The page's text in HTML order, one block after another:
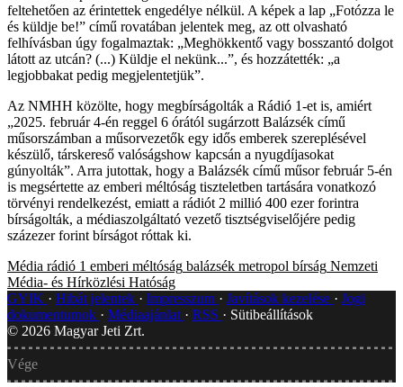
feltehetően az érintettek engedélye nélkül. A képek a lap „Fotózza le
és küldje be!” című rovatában jelentek meg, az ott olvasható
felhívásban úgy fogalmaztak: „Meghökkentő vagy bosszantó dolgot
látott az utcán? (...) Küldje el nekünk...”, és hozzátették: „a
legjobbakat pedig megjelentetjük”.
Az NMHH közölte, hogy megbírságolták a Rádió 1-et is, amiért
„2025. február 4-én reggel 6 órától sugárzott Balázsék című
műsorszámban a műsorvezetők egy idős emberek szereplésével
készülő, társkereső valóságshow kapcsán a nyugdíjasokat
gúnyolták”. Arra jutottak, hogy a Balázsék című műsor február 5-én
is megsértette az emberi méltóság tiszteletben tartására vonatkozó
törvényi rendelkezést, emiatt a rádiót 2 millió 400 ezer forintra
bírságolták, a médiaszolgáltató vezető tisztségviselőjére pedig
százezer forint bírságot róttak ki.
Média rádió 1 emberi méltóság balázsék metropol bírság Nemzeti
Média- és Hírközlési Hatóság
GYIK
Hibát jelentek Impresszum Javítások kezelése
Jogi
dokumentumok
Médiaajánlat RSS
Sütibeállítások
© 2026 Magyar Jeti Zrt.
Vége